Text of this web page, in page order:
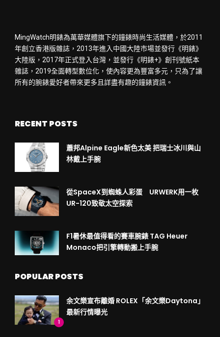
MingWatch明錶為萬華媒體旗下的鐘錶時尚生活媒體，於2011
年創立香港版雜誌，2013年進入中國大陸市場並發行《明錶》
大陸版，2017年正式登入台灣，並發行《明錶+》創刊號紙本
雜誌，2019全面轉型數位化，使內容更為豐富多元，只為了讓
所有的腕錶愛好者帶來更多且詳盡有趣的鐘錶資訊。
RECENT POSTS
蕭邦Alpine Eagle新色太美 把瑞士冰川與山
林戴上手腕
從SpaceX到蜘蛛人彩蛋 URWERK用一枚
UR-120致敬太空探索
F1暑休最值得看的賽車腕錶 TAG Heuer
Monaco把引擎轉動搬上手腕
POPULAR POSTS
1
余文樂宣布離婚 ROLEX「余文樂Daytona」
最新行情曝光